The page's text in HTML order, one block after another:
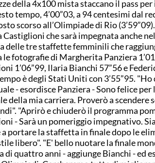
della 4x100 mista staccano il pass
tempo, 4’00”03, a 94 centesimi dal
scorso all’Olimpiade di Rio
Castiglioni che sarà impegnata anche
delle tre staffette femminili che
le fotografie di Margherita Panziera
1’06”99, Ilaria Bianchi 57”56 e
è degli Stati Uniti con 3’55”95.
- esordisce Panziera - Sono felice per
della mia carriera. Proverò a scendere
"Aprirò e chiuderò il programma
- Sarà un pomeriggio impegnativo.
portare la staffetta in finale dopo le
libero". "E' bello nuotare la finale
di quattro anni - aggiunge Bianchi - ed